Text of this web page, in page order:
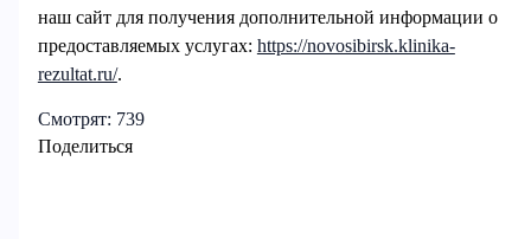
наш сайт для получения дополнительной информации о
предоставляемых услугах: https://novosibirsk.klinika-
rezultat.ru/.
Смотрят: 739
Поделиться